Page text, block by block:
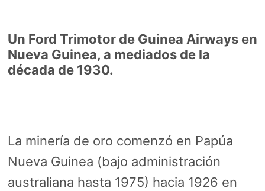
Un Ford Trimotor de Guinea Airways en
Nueva Guinea, a mediados de la
década de 1930.
La minería de oro comenzó en Papúa
Nueva Guinea (bajo administración
australiana hasta 1975) hacia 1926 en